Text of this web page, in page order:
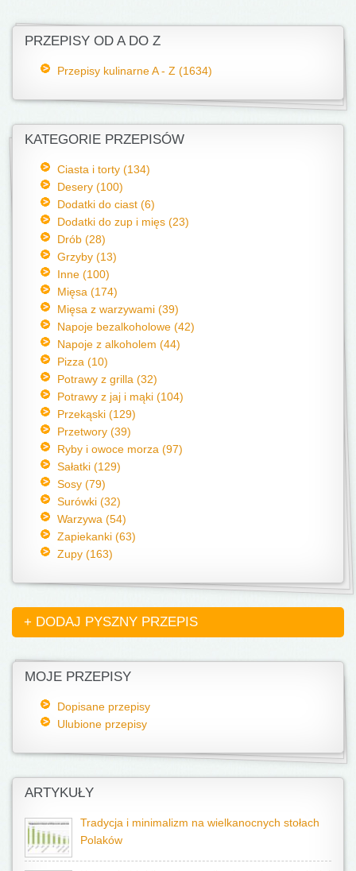
PRZEPISY OD A DO Z
Przepisy kulinarne A - Z (1634)
KATEGORIE PRZEPISÓW
Ciasta i torty (134)
Desery (100)
Dodatki do ciast (6)
Dodatki do zup i mięs (23)
Drób (28)
Grzyby (13)
Inne (100)
Mięsa (174)
Mięsa z warzywami (39)
Napoje bezalkoholowe (42)
Napoje z alkoholem (44)
Pizza (10)
Potrawy z grilla (32)
Potrawy z jaj i mąki (104)
Przekąski (129)
Przetwory (39)
Ryby i owoce morza (97)
Sałatki (129)
Sosy (79)
Surówki (32)
Warzywa (54)
Zapiekanki (63)
Zupy (163)
+ DODAJ PYSZNY PRZEPIS
MOJE PRZEPISY
Dopisane przepisy
Ulubione przepisy
ARTYKUŁY
Tradycja i minimalizm na wielkanocnych stołach
Polaków